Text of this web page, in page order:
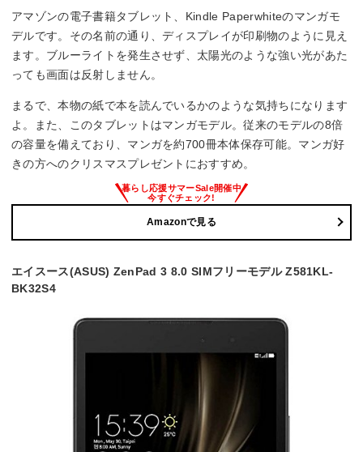
アマゾンの電子書籍タブレット、Kindle Paperwhiteのマンガモ
デルです。その名前の通り、ディスプレイが印刷物のように見え
ます。ブルーライトを発生させず、太陽光のような強い光があた
っても画面は反射しません。
まるで、本物の紙で本を読んでいるかのような気持ちになります
よ。また、このタブレットはマンガモデル。従来のモデルの8倍
の容量を備えており、マンガを約700冊本体保存可能。マンガ好
きの方へのクリスマスプレゼントにおすすめ。
Amazonで見る
エイスース(ASUS) ZenPad 3 8.0 SIMフリーモデル Z581KL-
BK32S4